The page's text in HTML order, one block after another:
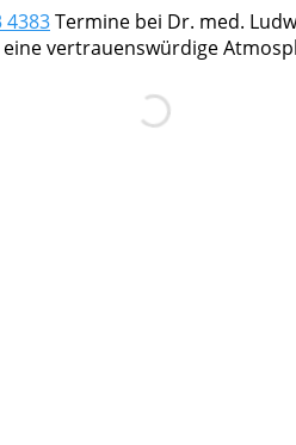
4383Termine bei Dr. med.
vertrauenswürdige